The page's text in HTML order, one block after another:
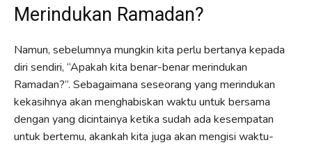
Merindukan Ramadan?
Namun, sebelumnya mungkin kita perlu bertanya kepada
diri sendiri, “Apakah kita benar-benar merindukan
Ramadan?”. Sebagaimana seseorang yang merindukan
kekasihnya akan menghabiskan waktu untuk bersama
dengan yang dicintainya ketika sudah ada kesempatan
untuk bertemu, akankah kita juga akan mengisi waktu-